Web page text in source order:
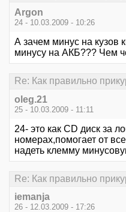
Argon
24 - 10.03.2009 - 10:26
А зачем минус на кузов
минусу на АКБ??? Чем
Re: Как правильно
oleg.21
25 - 10.03.2009 - 11:11
24- это как CD диск за
номерах,помогает от
надеть клемму
Re: Как правильно
iemanja
26 - 12.03.2009 - 17:26